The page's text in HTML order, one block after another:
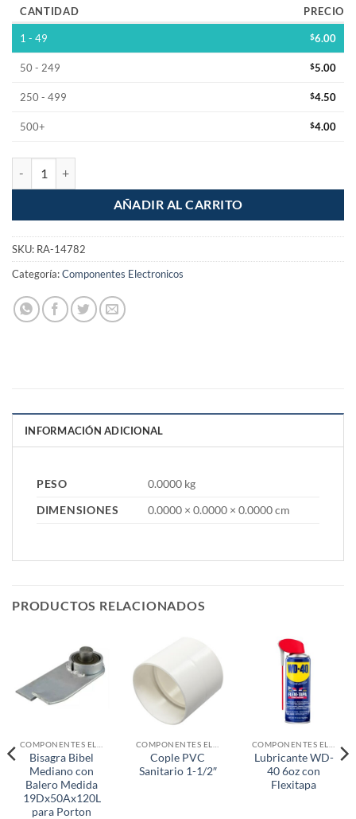
CANTIDAD PRECIO
1 - 49 $6.00
50 - 249 $5.00
250 - 499 $4.50
500+ $4.00
AÑADIR AL CARRITO
SKU: RA-14782
Categoría:Componentes Electronicos
INFORMACIÓN ADICIONAL
PESO
0.0000 kg
DIMENSIONES
0.0000 × 0.0000 × 0.0000 cm
PRODUCTOS RELACIONADOS
Bisagra Bibel
Mediano con
Balero Medida
19Dx50Ax120L
para Porton
Cople PVC
Sanitario 1-1/2″
Lubricante WD-
40 6oz con
Flexitapa